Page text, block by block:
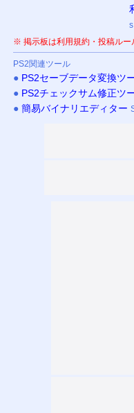
※ 掲示板は利用規約・投稿ルー
PS2関連ツール
● PS2セーブデータ変換ツ
● PS2チェックサム修正ツ
● 簡易バイナリエディター